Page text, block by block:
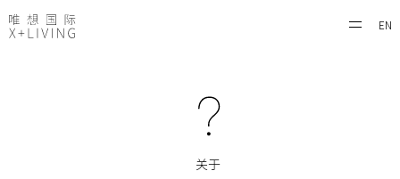
EN
关于